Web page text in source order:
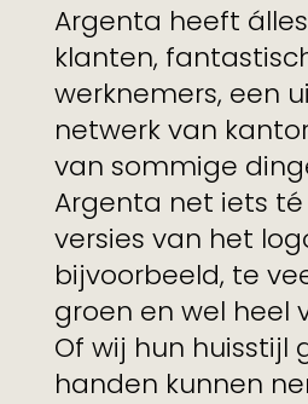
Argenta heeft
klanten,
werknemers, een
netwerk van
van sommige
Argenta net iets té
versies van het
bijvoorbeeld, te
groen en wel heel
Of wij hun huisstijl
handen kunnen